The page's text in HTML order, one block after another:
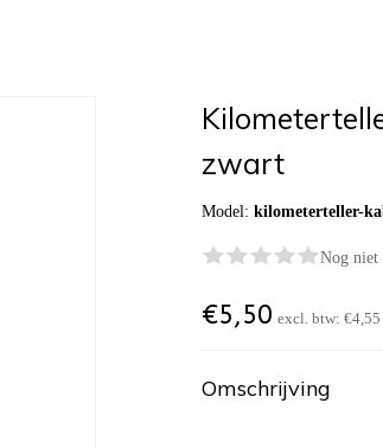
zwart
Model:kilometerteller-
Nog niet
€5,50 excl. btw:€4,55
Omschrijving